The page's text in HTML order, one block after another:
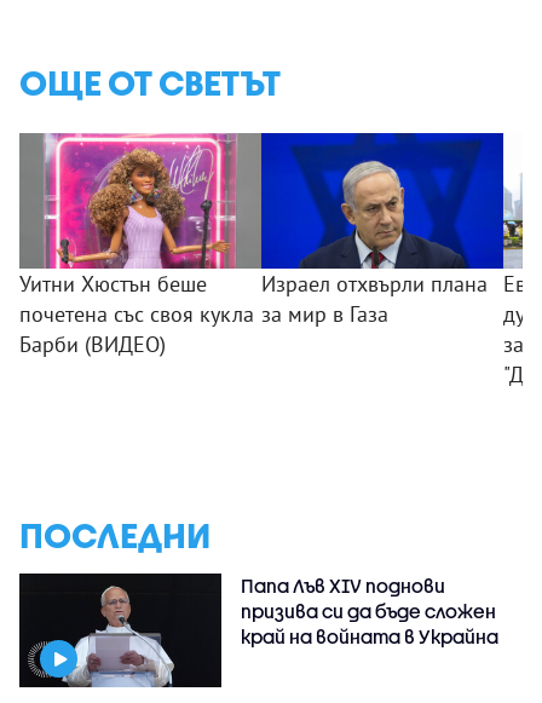
ОЩЕ ОТ СВЕТЪТ
Уитни Хюстън беше
почетена със своя кукла
Барби (ВИДЕО)
Израел отхвърли плана
за мир в Газа
ПОСЛЕДНИ
Папа Лъв XIV поднови
призива си да бъде сложен
край на войната в Украйна